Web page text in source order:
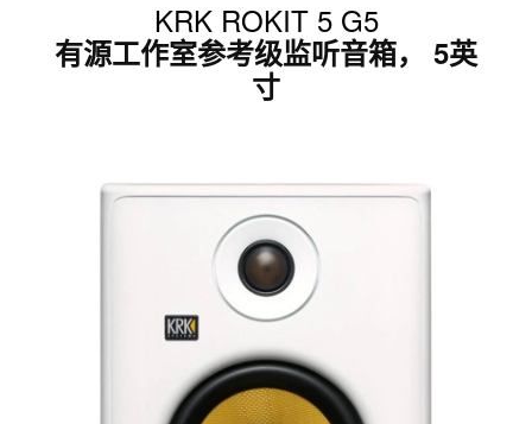
KRK ROKIT 5 G5
有源工作室参考级监听音箱， 5英
寸